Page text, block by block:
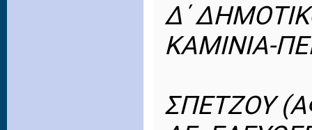
Δ΄
ΚΑΜΙΝΙΑ-
ΣΠΕΤΖΟΥ